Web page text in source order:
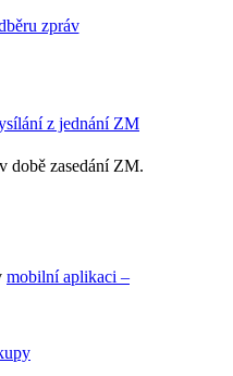
zpráv
z jednání ZM
době zasedání ZM.
mobilní aplikaci –